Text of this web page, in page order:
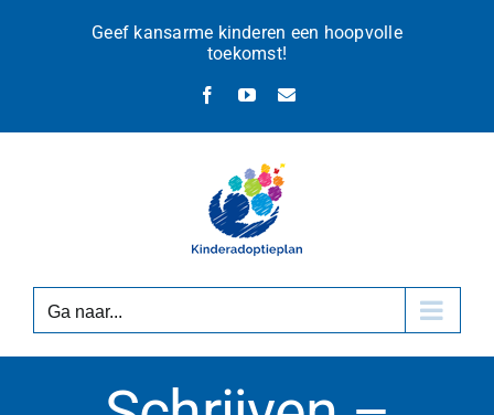
Geef kansarme kinderen een hoopvolle
toekomst!
FacebookYouTube
E-
Ga naar...